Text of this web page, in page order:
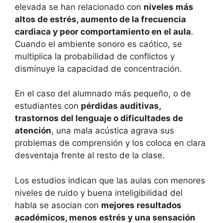
elevada se han relacionado con niveles más
altos de estrés, aumento de la frecuencia
cardiaca y peor comportamiento en el aula.
Cuando el ambiente sonoro es caótico, se
multiplica la probabilidad de conflictos y
disminuye la capacidad de concentración.
En el caso del alumnado más pequeño, o de
estudiantes con pérdidas auditivas,
trastornos del lenguaje o dificultades de
atención, una mala acústica agrava sus
problemas de comprensión y los coloca en clara
desventaja frente al resto de la clase.
Los estudios indican que las aulas con menores
niveles de ruido y buena inteligibilidad del
habla se asocian con mejores resultados
académicos, menos estrés y una sensación